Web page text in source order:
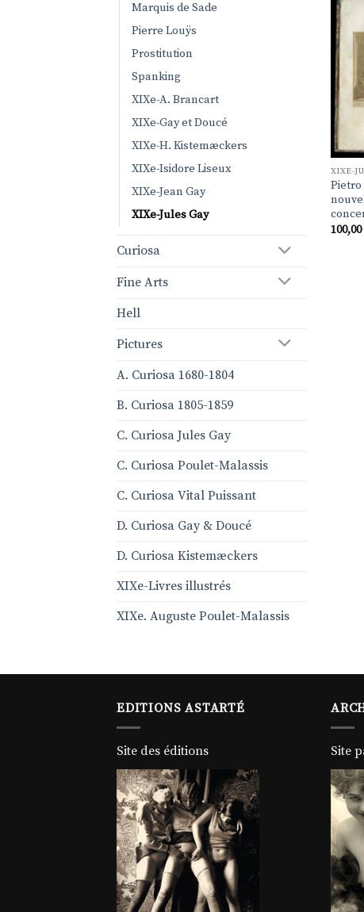
Marquis de Sade
Pierre Louÿs
Prostitution
Spanking
XIXe-A. Brancart
XIXe-Gay et Doucé
XIXe-H. Kistemæckers
XIXe-Isidore Liseux
XIXe-Jean Gay
XIXe-Jules Gay
Curiosa
Fine Arts
Hell
Pictures
A. Curiosa 1680-1804
B. Curiosa 1805-1859
C. Curiosa Jules Gay
C. Curiosa Poulet-Malassis
C. Curiosa Vital Puissant
D. Curiosa Gay & Doucé
D. Curiosa Kistemæckers
XIXe-Livres illustrés
XIXe. Auguste Poulet-Malassis
XIXE-
Pietro
100,00
EDITIONS ASTARTÉ
Site des éditions Site